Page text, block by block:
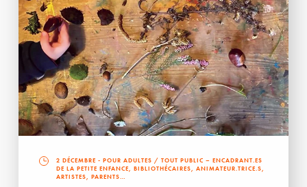
2 DÉCEMBRE - POUR ADULTES / TOUT PUBLIC – ENCADRANT.ES
DE LA PETITE ENFANCE, BIBLIOTHÉCAIRES, ANIMATEUR.TRICE.S,
ARTISTES, PARENTS…